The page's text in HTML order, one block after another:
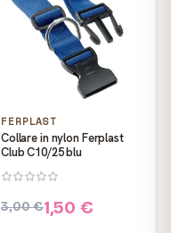
FERPLAST
Collare in nylon Ferplast
Club C10/25 blu
3,00 €1,50 €